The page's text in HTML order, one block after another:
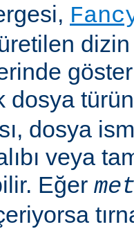
dosya
dosya
veya
Eğer